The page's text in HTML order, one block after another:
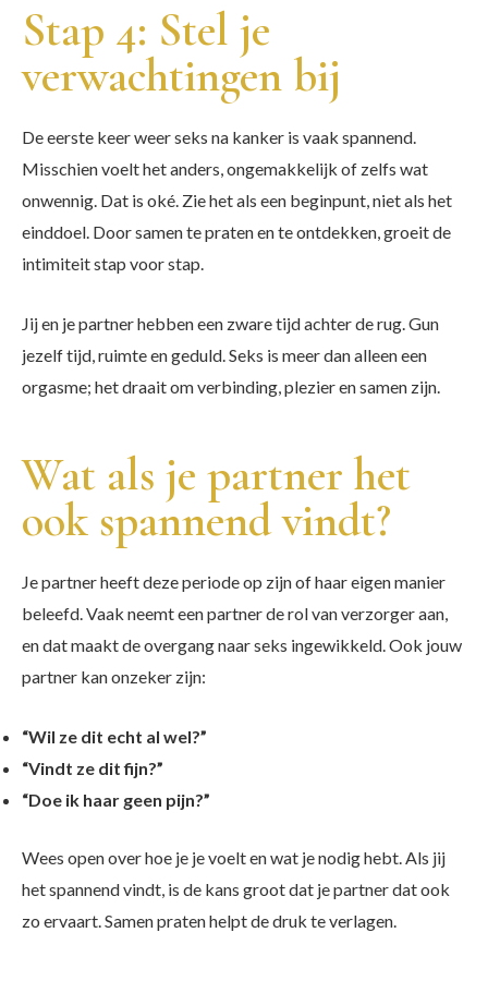
Stap 4: Stel je
verwachtingen bij
De eerste keer weer seks na kanker is vaak spannend.
Misschien voelt het anders, ongemakkelijk of zelfs wat
onwennig. Dat is oké. Zie het als een beginpunt, niet als het
einddoel. Door samen te praten en te ontdekken, groeit de
intimiteit stap voor stap.
Jij en je partner hebben een zware tijd achter de rug. Gun
jezelf tijd, ruimte en geduld. Seks is meer dan alleen een
orgasme; het draait om verbinding, plezier en samen zijn.
Wat als je partner het
ook spannend vindt?
Je partner heeft deze periode op zijn of haar eigen manier
beleefd. Vaak neemt een partner de rol van verzorger aan,
en dat maakt de overgang naar seks ingewikkeld. Ook jouw
partner kan onzeker zijn:
“Wil ze dit echt al wel?”
“Vindt ze dit fijn?”
“Doe ik haar geen pijn?”
Wees open over hoe je je voelt en wat je nodig hebt. Als jij
het spannend vindt, is de kans groot dat je partner dat ook
zo ervaart. Samen praten helpt de druk te verlagen.